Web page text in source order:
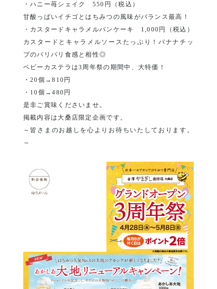
・ハニー苺シェイク 550円（税込）
甘酸っぱいイチゴとはちみつの風味がバランス最高！
・カスタードキャラメルパンケーキ 1,000円（税込）
カスタードとキャラメルソースたっぷり！バナナチッ
プのパリパリ食感と相性◎
ベビーカステラは3周年祭の期間中、大特価！
・20個→810円
・10個→480円
是非ご賞味くださいませ。
掲載内容は大桑店限定企画です。
～皆さまのお越しを心よりお待ちいたしております。
～